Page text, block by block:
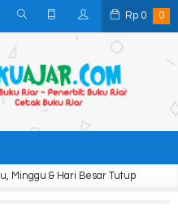
Rp 0 0
Minggu & Hari Besar Tutup